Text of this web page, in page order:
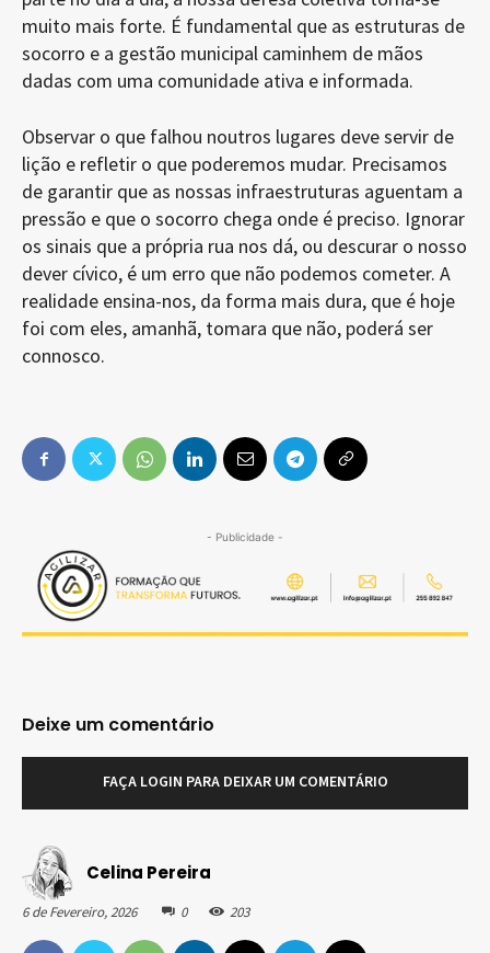
Celina Pereira
6 de Fevereiro, 2026 0 203
muito mais forte. É fundamental que as estruturas de
socorro e a gestão municipal caminhem de mãos
dadas com uma comunidade ativa e informada.
Observar o que falhou noutros lugares deve servir de
lição e refletir o que poderemos mudar. Precisamos
de garantir que as nossas infraestruturas aguentam a
pressão e que o socorro chega onde é preciso. Ignorar
os sinais que a própria rua nos dá, ou descurar o nosso
dever cívico, é um erro que não podemos cometer. A
realidade ensina-nos, da forma mais dura, que é hoje
foi com eles, amanhã, tomara que não, poderá ser
connosco.
- Publicidade -
Deixe um comentário
FAÇA LOGIN PARA DEIXAR UM COMENTÁRIO